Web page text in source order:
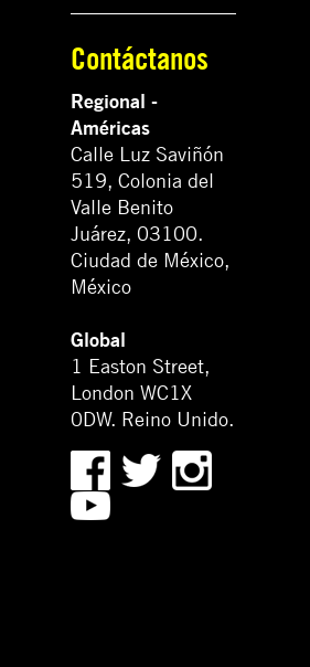
Contáctanos
Regional -
Américas
Calle Luz Saviñón
519, Colonia del
Valle Benito
Juárez, 03100.
Ciudad de México,
México
Global
1 Easton Street,
London WC1X
0DW. Reino Unido.